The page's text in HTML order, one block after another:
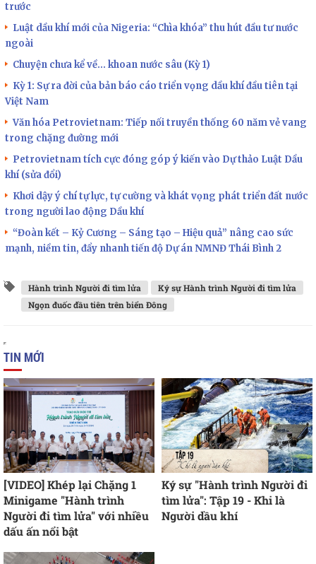
trước
Luật dầu khí mới của Nigeria: “Chìa khóa” thu hút đầu tư nước
ngoài
Chuyện chưa kể về... khoan nước sâu (Kỳ 1)
Kỳ 1: Sự ra đời của bản báo cáo triển vọng dầu khí đầu tiên tại
Việt Nam
Văn hóa Petrovietnam: Tiếp nối truyền thống 60 năm vẻ vang
trong chặng đường mới
Petrovietnam tích cực đóng góp ý kiến vào Dự thảo Luật Dầu
khí (sửa đổi)
Khơi dậy ý chí tự lực, tự cường và khát vọng phát triển đất nước
trong người lao động Dầu khí
“Đoàn kết – Kỷ Cương – Sáng tạo – Hiệu quả” nâng cao sức
mạnh, niềm tin, đẩy nhanh tiến độ Dự án NMNĐ Thái Bình 2
Hành trình Người đi tìm lửa
Ký sự Hành trình Người đi tìm lửa
Ngọn đuốc đầu tiên trên biển Đông
TIN MỚI
[VIDEO] Khép lại Chặng 1
Minigame "Hành trình
Người đi tìm lửa" với nhiều
dấu ấn nổi bật
Ký sự "Hành trình Người đi
tìm lửa": Tập 19 - Khi là
Người dầu khí